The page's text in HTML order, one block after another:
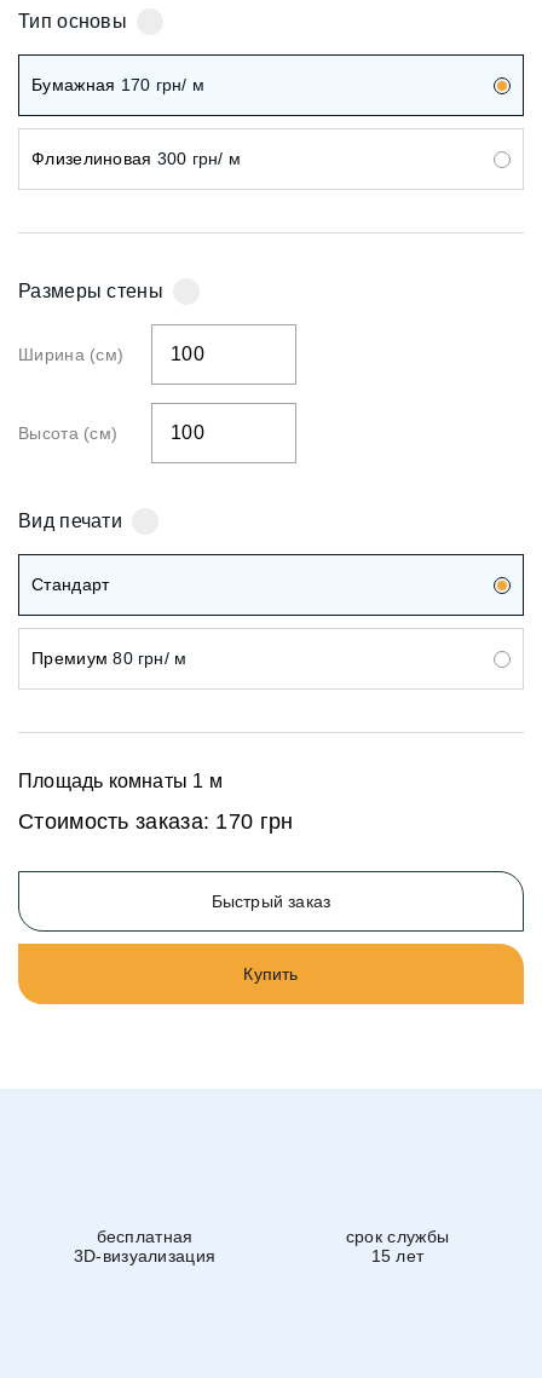
Тип основы
Бумажная 170 грн/ м
Флизелиновая 300 грн/ м
Размеры стены
Ширина (см)
Высота (см)
Вид печати
Стандарт
Премиум 80 грн/ м
Площадь комнаты 1 м
Стоимость заказа: 170 грн
Быстрый заказ
Купить
бесплатная
3D-визуализация
срок службы
15 лет